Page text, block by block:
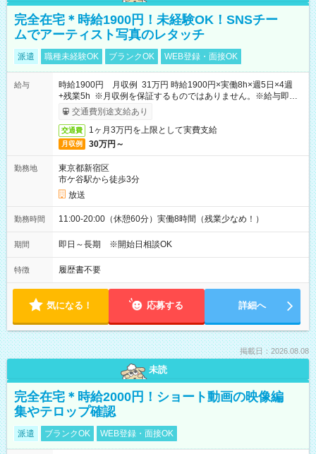
完全在宅＊時給1900円！未経験OK！SNSチー
ムでアーティスト写真のレタッチ
派遣 職種未経験OK ブランクOK WEB登録・面接OK
給与
時給1900円 月収例 31万円 時給1900円×実働8h×週5日×4週
+残業5h ※月収例を保証するものではありません。※給与即受
取りサービス利用可（利用条件有）
交通費別途支給あり
交通費 1ヶ月3万円を上限として実費支給
月収例 30万円～
勤務地
東京都新宿区
市ケ谷駅から徒歩3分
放送
勤務時間 11:00-20:00（休憩60分）実働8時間（残業少なめ！）
期間 即日～長期 ※開始日相談OK
特徴 履歴書不要
気になる！ 応募する 詳細へ
掲載日：2026.08.08
未読
完全在宅＊時給2000円！ショート動画の映像編
集やテロップ確認
派遣 ブランクOK WEB登録・面接OK